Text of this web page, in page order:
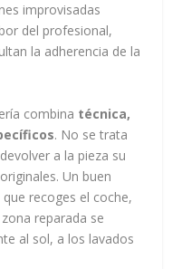
improvisadas
del profesional,
la adherencia de la
combina técnica,
. No se trata
a la pieza su
Un buen
recoges el coche,
reparada se
al sol, a los lavados